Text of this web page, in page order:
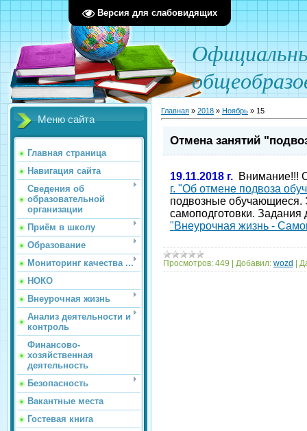
Версия для слабовидящих
Официал
Меню сайта
Главная страница
Навигация сайта
Сведения об
образовательной
организации
Приём в школу
Образование
Мониторинг качества ...
НОКО
Внеурочная жизнь
Анализ деятельности и
контроль
Финансово-
хозяйственная
деятельность
Безопасность
Вакантные места
Гостевая книга
Главная » 2018 » Ноябрь » 15
Отмена занятий
19.11.2018 г. Внимание!!!
г. "Об отмене подвоза
подвозные обучающиеся.
самоподготовки.
"Внеурочная жизнь -
Просмотров: 449 | Добавил: wozd |